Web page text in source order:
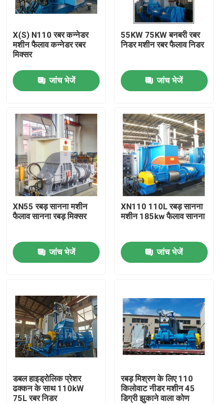
घर
उत्पादों
वीडियो
हमारे बारे में
कारखाना भ्रमण
संपर्क करें
समाचार
रबर प्रक्रिया मशीन
X(S) N110 रबर कन्नेडर
मशीन फैलाव कन्नेडर रबर
मिक्सर
जांच भेजें
55KW 75KW बनबरी रबर
निडर मशीन रबर फैलाव निडर
जांच भेजें
XN55 रबड़ सानना मशीन
फैलाव सानना रबड़ मिक्सर
जांच भेजें
XN110 110L रबड़ सानना
मशीन 185kw फैलाव सानना
जांच भेजें
डबल हाइड्रोलिक प्रेशर
ढक्कन के साथ 110kW
75L रबर निडर
रबड़ मिश्रण के लिए 110
किलोवाट नीडर मशीन 45
डिग्री झुकाने वाला कोण